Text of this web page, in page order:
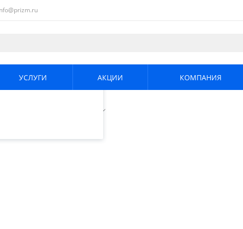
и
Продолжая
использования.
.
УСЛУГИ АКЦИИ КОМПАНИЯ